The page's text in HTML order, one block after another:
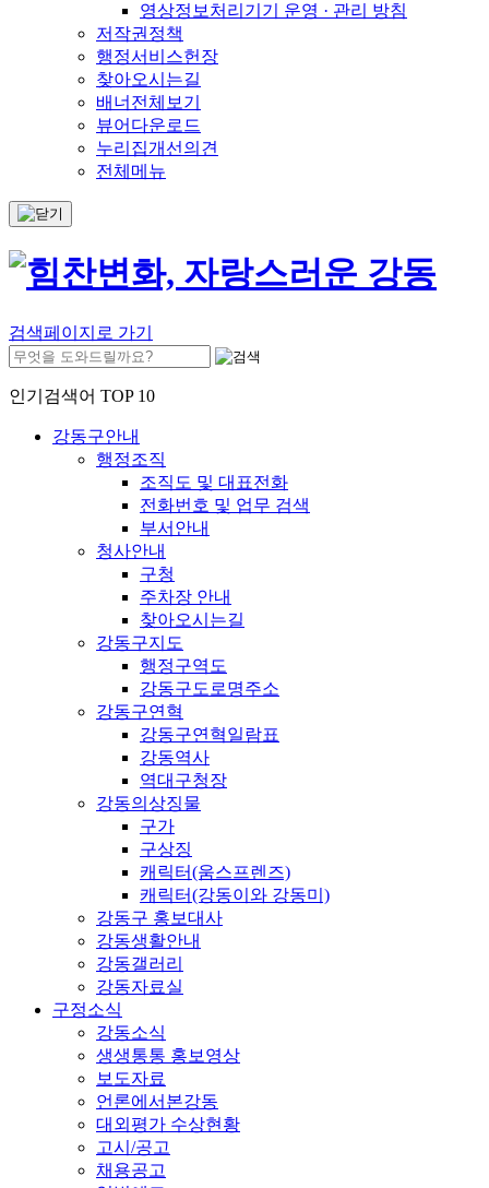
영상정보처리기기 운영 · 관리 방침
저작권정책
행정서비스헌장
찾아오시는길
배너전체보기
뷰어다운로드
누리집개선의견
전체메뉴
검색페이지로 가기
인기검색어 TOP 10
강동구안내
행정조직
조직도 및 대표전화
전화번호 및 업무 검색
부서안내
청사안내
구청
주차장 안내
찾아오시는길
강동구지도
행정구역도
강동구도로명주소
강동구연혁
강동구연혁일람표
강동역사
역대구청장
강동의상징물
구가
구상징
캐릭터(움스프렌즈)
캐릭터(강동이와 강동미)
강동구 홍보대사
강동생활안내
강동갤러리
강동자료실
구정소식
강동소식
생생통통 홍보영상
보도자료
언론에서본강동
대외평가 수상현황
고시/공고
채용공고